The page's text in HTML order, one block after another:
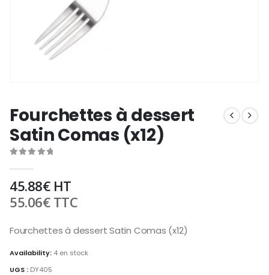
Fourchettes à dessert
Satin Comas (x12)
45.88€HT
55.06€TTC
Fourchettes à dessert Satin Comas (x12)
Availability: 4 en stock
UGS : DY405